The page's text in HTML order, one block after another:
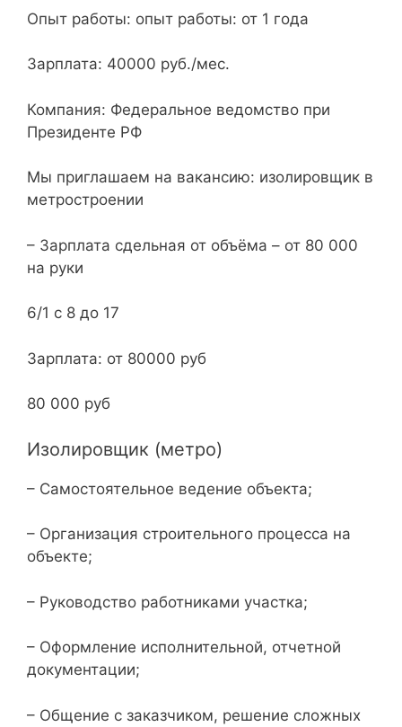
Опыт работы: опыт работы: от 1 года
Зарплата: 40000 руб./мес.
Компания: Федеральное ведомство при
Президенте РФ
Мы приглашаем на вакансию: изолировщик в
метростроении
– Зарплата сдельная от объёма – от 80 000
на руки
6/1 с 8 до 17
Зарплата: от 80000 руб
80 000 руб
Изолировщик (метро)
– Самостоятельное ведение объекта;
– Организация строительного процесса на
объекте;
– Руководство работниками участка;
– Оформление исполнительной, отчетной
документации;
– Общение с заказчиком, решение сложных